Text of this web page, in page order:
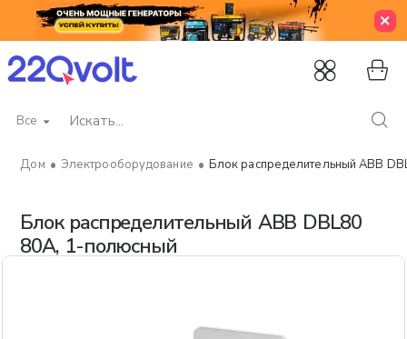
Все
Искать...
Блок распределительный ABB DBL80
80А, 1-полюсный
Электрооборудование Блок распределительный ABB